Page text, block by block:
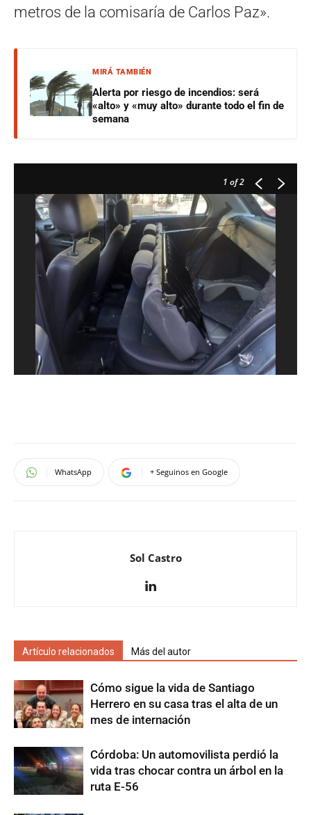
metros de la comisaría de Carlos Paz».
MIRÁ TAMBIÉN
Alerta por riesgo de incendios: será
«alto» y «muy alto» durante todo el fin de
semana
1 of 2
WhatsApp + Seguinos en Google
Sol Castro
Artículo relacionados Más del autor
Cómo sigue la vida de Santiago
Herrero en su casa tras el alta de un
mes de internación
Córdoba: Un automovilista perdió la
vida tras chocar contra un árbol en la
ruta E-56